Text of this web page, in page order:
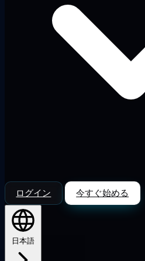
ログイン 今すぐ始める
日本語